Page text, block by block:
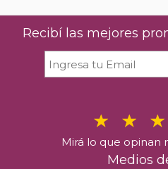
Recibí las mejores
Mirá lo que opinan
Medios